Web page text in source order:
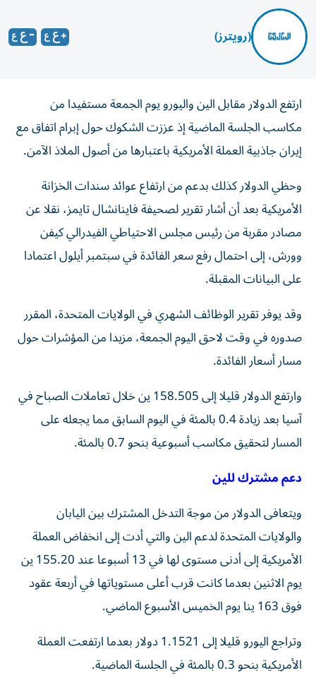
(رويترز)
ارتفع الدولار مقابل الين واليورو يوم الجمعة مستفيدا من
مكاسب الجلسة الماضية إذ عززت الشكوك حول إبرام اتفاق مع
إيران جاذبية العملة الأمريكية باعتبارها من أصول الملاذ ‌الآمن.
وحظي الدولار كذلك بدعم من ارتفاع عوائد سندات الخزانة
الأمريكية بعد أن أشار ​تقرير لصحيفة ⁠فاينانشال تايمز، نقلا عن
مصادر مقربة من رئيس مجلس الاحتياطي الفيدرالي كيفن
وورش، إلى احتمال رفع ‌سعر الفائدة في سبتمبر أيلول اعتمادا
على البيانات المقبلة.
وقد يوفر تقرير الوظائف الشهري في الولايات المتحدة، المقرر
صدوره في وقت لاحق اليوم الجمعة، مزيدا من المؤشرات حول
مسار ‌أسعار الفائدة.
وارتفع الدولار قليلا إلى 158.505 ين خلال تعاملات الصباح في
آسيا بعد زيادة 0.4 ⁠بالمئة في اليوم السابق مما يجعله على
المسار لتحقيق مكاسب أسبوعية بنحو 0.7 بالمئة.
دعم مشترك للين
ويتعافى الدولار من موجة التدخل المشترك بين اليابان
والولايات المتحدة لدعم الين والتي أدت إلى انخفاض العملة
الأمريكية إلى أدنى مستوى لها في 13 أسبوعا عند 155.20 ين
يوم الاثنين بعدما كانت قرب أعلى مستوياتها في أربعة عقود
فوق 163 ينا يوم ​الخميس الأسبوع الماضي.
وتراجع اليورو قليلا إلى 1.1521 دولار بعدما ارتفعت العملة
الأمريكية بنحو ‌0.3 بالمئة في الجلسة الماضية.